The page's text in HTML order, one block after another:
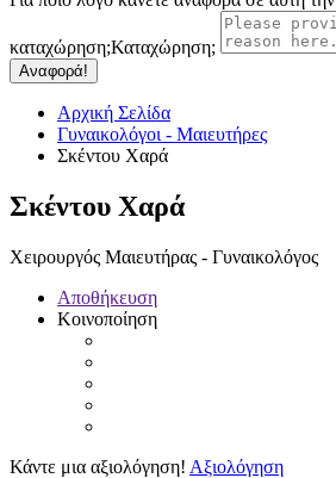
καταχώρηση;Καταχώρηση;
Αναφορά!
Αρχική Σελίδα
Γυναικολόγοι - Μαιευτήρες
Σκέντου Χαρά
Σκέντου Χαρά
Χειρουργός Μαιευτήρας - Γυναικολόγος
Αποθήκευση
Κοινοποίηση
Κάντε μια αξιολόγηση! Αξιολόγηση